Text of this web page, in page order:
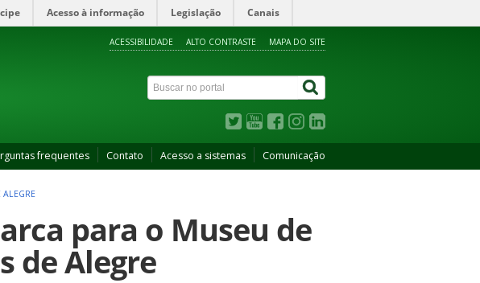
Acesso à informação Legislação Canais
ACESSIBILIDADE ALTO CONTRASTE MAPA DO SITE
frequentes Contato Acesso a sistemas Comunicação
para o Museu de
de Alegre